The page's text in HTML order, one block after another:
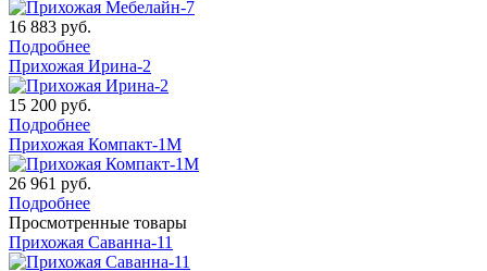
16 883 руб.
Подробнее
Прихожая Ирина-2
15 200 руб.
Подробнее
Прихожая Компакт-1М
26 961 руб.
Подробнее
Просмотренные товары
Прихожая Саванна-11